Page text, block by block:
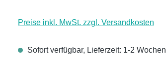
Preise inkl. MwSt. zzgl. Versandkosten
Sofort verfügbar, Lieferzeit: 1-2 Wochen